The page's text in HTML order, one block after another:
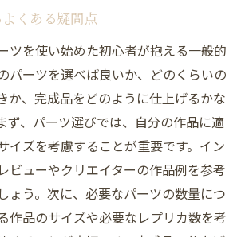
くある疑問点
ツを使い始めた初心者が抱える一般的
パーツを選べば良いか、どのくらいの
か、完成品をどのように仕上げるかな
ず、パーツ選びでは、自分の作品に適
イズを考慮することが重要です。イン
ビューやクリエイターの作品例を参考
ょう。次に、必要なパーツの数量につ
作品のサイズや必要なレプリカ数を考